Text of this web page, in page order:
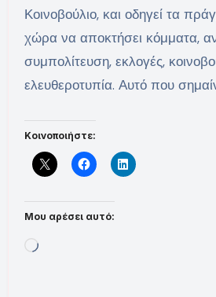
Κοινοβούλιο, και οδηγεί τα
χώρα να αποκτήσει κόμματα,
συμπολίτευση, εκλογές,
ελευθεροτυπία. Αυτό που
Κοινοποιήστε:
Μου αρέσει αυτό:
Loading…